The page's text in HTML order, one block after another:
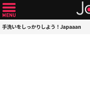
手洗いをしっかりしよう！Japaaan